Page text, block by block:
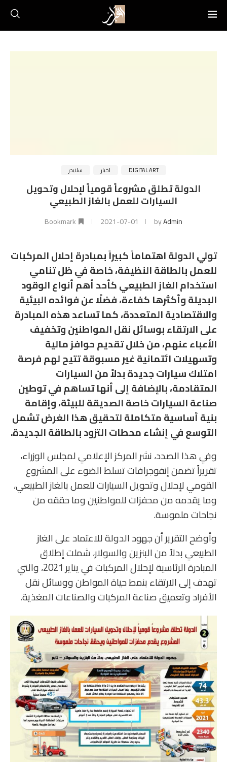
DIGITAL ART اخبار سلايدر
الدولة تطلق مشروعاً قومياً لإحلال وتحويل
السيارات للعمل بالغاز الطبيعي
byAdmin
2021-07-01
Bookmark
تولي الدولة اهتماماً كبيراً بمبادرة إحلال المركبات
للعمل بالطاقة النظيفة، خاصة في ظل تنامي
استخدام الغاز الطبيعي كأحد أهم أنواع الوقود
البديلة وأكثرها كفاءة، فضلًا عن فوائده البيئية
والاقتصادية المتعددة، كما تساعد هذه المبادرة
على الارتقاء بوسائل نقل المواطنين وتخفيف
الأعباء عنهم، من خلال تقديم حوافز مالية
وتسهيلات ائتمانية غير مسبوقة تتيح لهم فرصة
امتلاك سيارات جديدة بدلاً من السيارات
المتقادمة، بالإضافة إلى أنها تساهم في توطين
صناعة السيارات خاصة الصديقة للبيئة، وإقامة
بنية أساسية متكاملة لتحقيق هذا الغرض تشمل
التوسع في إنشاء محطات التزود بالطاقة الجديدة.
وفي هذا الصدد، نشر المركز الإعلامي لمجلس الوزراء،
تقريراً تضمن إنفوجرافات تسلط الضوء على المشروع
القومي لإحلال وتحويل السيارات للعمل بالغاز الطبيعي،
وما يقدمه من محفزات للمواطنين وما حققه من
نجاحات ملموسة.
وأوضح التقرير أن جهود الدولة للاعتماد على الغاز
الطبيعي بدلاً من البنزين والسولار، شملت إطلاق
المبادرة الرئاسية لإحلال المركبات في يناير 2021، والتي
تهدف إلى الارتقاء بنمط حياة المواطن ووسائل نقل
الأفراد وتعميق صناعة المركبات والصناعات المغذية.